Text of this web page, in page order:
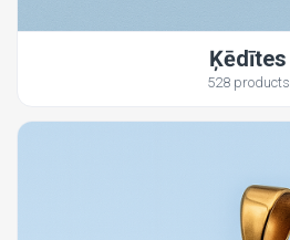
Ķēdītes
528 products